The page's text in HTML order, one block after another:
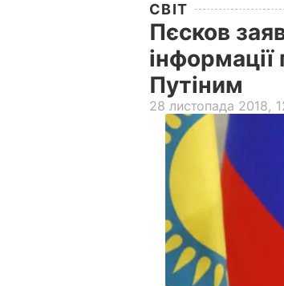
СВІТ
Пєсков
інформації
Путіним
28 листопада 2018,